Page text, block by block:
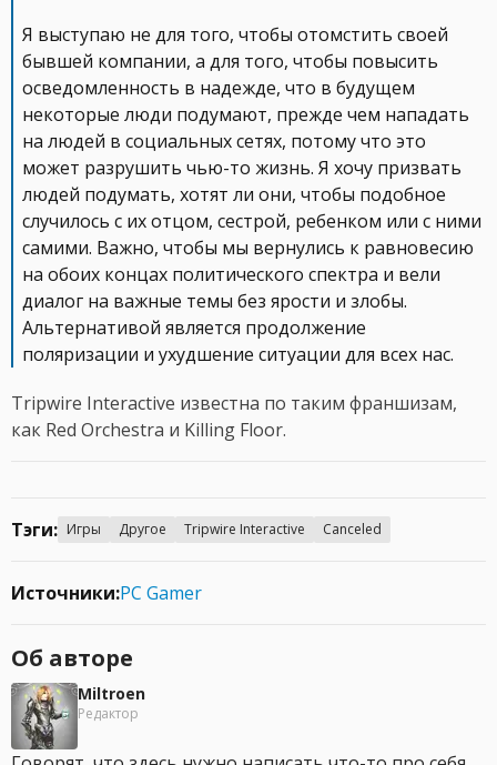
Я выступаю не для того, чтобы отомстить своей
бывшей компании, а для того, чтобы повысить
осведомленность в надежде, что в будущем
некоторые люди подумают, прежде чем нападать
на людей в социальных сетях, потому что это
может разрушить чью-то жизнь. Я хочу призвать
людей подумать, хотят ли они, чтобы подобное
случилось с их отцом, сестрой, ребенком или с ними
самими. Важно, чтобы мы вернулись к равновесию
на обоих концах политического спектра и вели
диалог на важные темы без ярости и злобы.
Альтернативой является продолжение
поляризации и ухудшение ситуации для всех нас.
Tripwire Interactive известна по таким франшизам,
как Red Orchestra и Killing Floor.
Тэги: Игры Другое Tripwire Interactive Canceled
Источники:PC Gamer
Об авторе
Miltroen
Редактор